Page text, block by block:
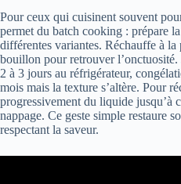
Pour ceux qui cuisinent souvent
permet du batch cooking : prépare
différentes variantes. Réchauffe à la
bouillon pour retrouver l’onctuosité.
2 à 3 jours au réfrigérateur,
mois mais la texture s’altère. Pour
progressivement du liquide jusqu’à
nappage. Ce geste simple restaure
respectant la saveur.